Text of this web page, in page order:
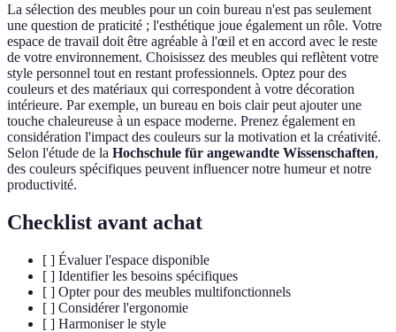
La sélection des meubles pour un coin bureau n'est pas seulement
une question de praticité ; l'esthétique joue également un rôle. Votre
espace de travail doit être agréable à l'œil et en accord avec le reste
de votre environnement. Choisissez des meubles qui reflètent votre
style personnel tout en restant professionnels. Optez pour des
couleurs et des matériaux qui correspondent à votre décoration
intérieure. Par exemple, un bureau en bois clair peut ajouter une
touche chaleureuse à un espace moderne. Prenez également en
considération l'impact des couleurs sur la motivation et la créativité.
Selon l'étude de la Hochschule für angewandte Wissenschaften,
des couleurs spécifiques peuvent influencer notre humeur et notre
productivité.
Checklist avant achat
[ ] Évaluer l'espace disponible
[ ] Identifier les besoins spécifiques
[ ] Opter pour des meubles multifonctionnels
[ ] Considérer l'ergonomie
[ ] Harmoniser le style